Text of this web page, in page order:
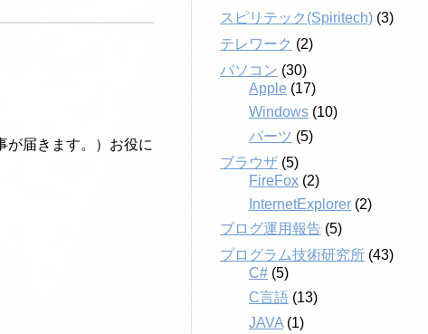
が届きます。）お役に
スピリテック(Spiritech) (3)
テレワーク (2)
パソコン (30)
Apple (17)
Windows (10)
パーツ (5)
ブラウザ (5)
FireFox (2)
InternetExplorer (2)
ブログ運用報告 (5)
プログラム技術研究所 (43)
C# (5)
C言語 (13)
JAVA (1)